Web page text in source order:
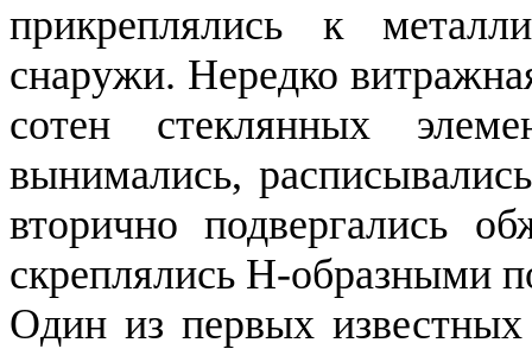
прикреплялись к
снаружи. Нередко
сотен стеклянных
вынимались,
вторично подвергались
скреплялись Н-образными
Один из первых